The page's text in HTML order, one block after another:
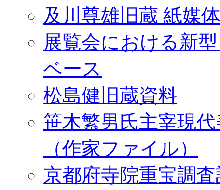
及川尊雄旧蔵 紙媒
展覧会における新
ベース
松島健旧蔵資料
笹木繁男氏主宰現
（作家ファイル）
京都府寺院重宝調